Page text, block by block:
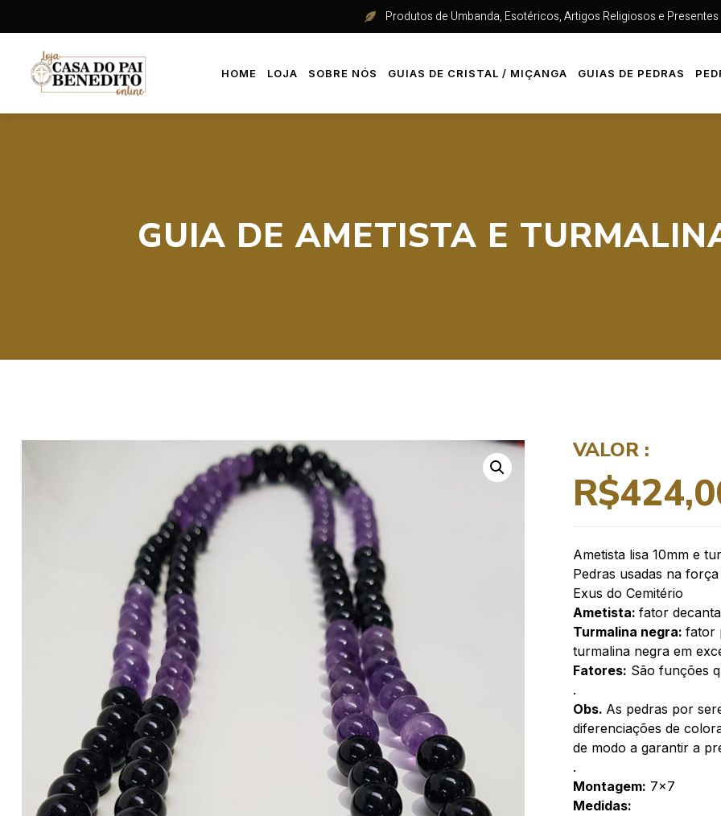
Produtos de Umbanda, Esotéricos, Artigos Religiosos e Presentes
HOME LOJA SOBRE NÓS GUIAS DE CRISTAL / MIÇANGA GUIAS DE PEDRAS
GUIA DE AMETISTA E
VALOR :
R$
Ametista lisa 10mm e
Pedras usadas na
Exus do Cemitério
Ametista: fator
Turmalina negra: fator
turmalina negra em
Fatores: São funções
.
Obs. As pedras por
diferenciações de
de modo a garantir a
.
Montagem: 7×7
Medidas: